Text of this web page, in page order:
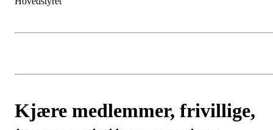
Kjære medlemmer, frivillige,